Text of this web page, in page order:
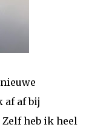
af af bij
Zelf heb ik heel